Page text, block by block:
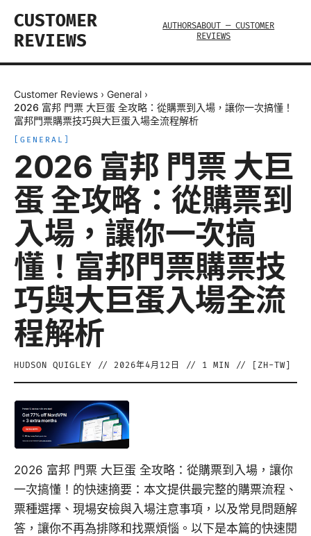
CUSTOMER
REVIEWS
AUTHORSABOUT — CUSTOMER
REVIEWS
Customer Reviews › General ›
2026 富邦 門票 大巨蛋 全攻略：從購票到入場，讓你一次搞懂！
富邦門票購票技巧與大巨蛋入場全流程解析
GENERAL
2026 富邦 門票 大巨
蛋 全攻略：從購票到
入場，讓你一次搞
懂！富邦門票購票技
巧與大巨蛋入場全流
程解析
HUDSON QUIGLEY // 2026年4月12日 // 1 MIN // [ ZH-TW
2026 富邦 門票 大巨蛋 全攻略：從購票到入場，讓你
一次搞懂！的快速摘要：本文提供最完整的購票流程、
票種選擇、現場安檢與入場注意事項，以及常見問題解
答，讓你不再為排隊和找票煩惱。以下是本篇的快速閱